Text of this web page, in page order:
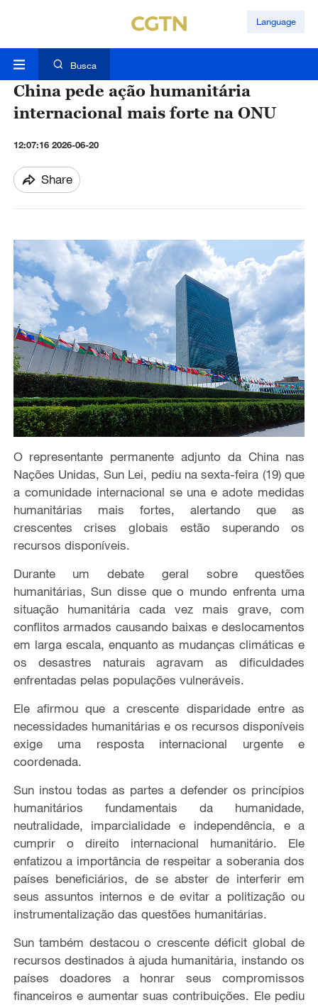
Language
Busca
China pede ação humanitária
internacional mais forte na ONU
12:07:16 2026-06-20
Share
O representante permanente adjunto da China nas
Nações Unidas, Sun Lei, pediu na sexta-feira (19) que
a comunidade internacional se una e adote medidas
humanitárias mais fortes, alertando que as
crescentes crises globais estão superando os
recursos disponíveis.
Durante um debate geral sobre questões
humanitárias, Sun disse que o mundo enfrenta uma
situação humanitária cada vez mais grave, com
conflitos armados causando baixas e deslocamentos
em larga escala, enquanto as mudanças climáticas e
os desastres naturais agravam as dificuldades
enfrentadas pelas populações vulneráveis.
Ele afirmou que a crescente disparidade entre as
necessidades humanitárias e os recursos disponíveis
exige uma resposta internacional urgente e
coordenada.
Sun instou todas as partes a defender os princípios
humanitários fundamentais da humanidade,
neutralidade, imparcialidade e independência, e a
cumprir o direito internacional humanitário. Ele
enfatizou a importância de respeitar a soberania dos
países beneficiários, de se abster de interferir em
seus assuntos internos e de evitar a politização ou
instrumentalização das questões humanitárias.
Sun também destacou o crescente déficit global de
recursos destinados à ajuda humanitária, instando os
países doadores a honrar seus compromissos
financeiros e aumentar suas contribuições. Ele pediu